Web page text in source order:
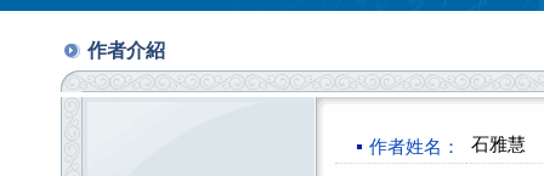
作者介紹
作者姓名： 石雅慧